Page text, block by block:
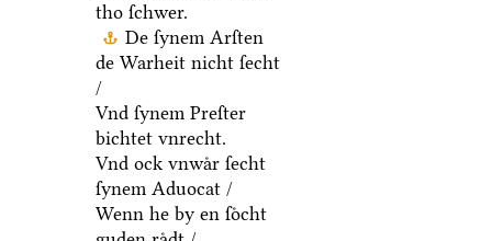
tho ſchwer.
De ſynem Arſten
de Warheit nicht ſecht
/
Vnd ſynem Preſter
bichtet vnrecht.
Vnd ock vnwaͤr ſecht
ſynem Aduocat /
Wenn he by en ſoͤcht